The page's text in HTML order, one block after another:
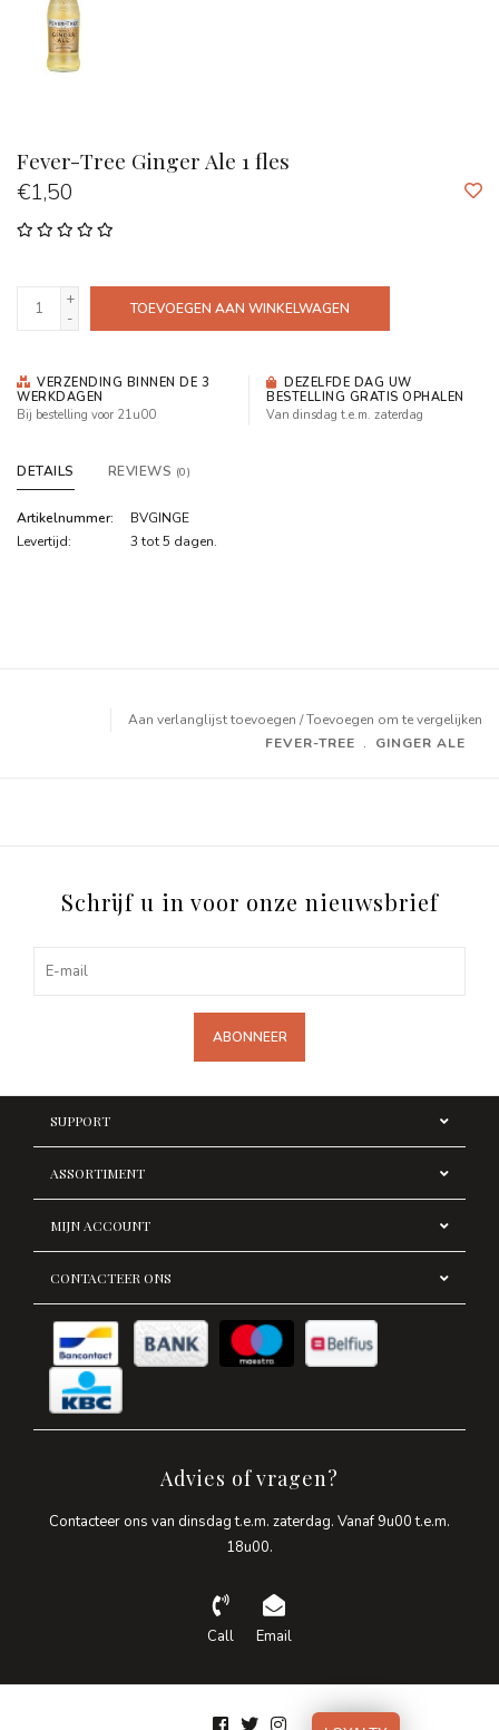
Fever-Tree Ginger Ale 1 fles
€1,50
+
-
TOEVOEGEN AAN WINKELWAGEN
VERZENDING BINNEN DE 3
WERKDAGEN
Bij bestelling voor 21u00
DEZELFDE DAG UW
BESTELLING GRATIS OPHALEN
Van dinsdag t.e.m. zaterdag
DETAILS REVIEWS (0)
Artikelnummer:
BVGINGE
Levertijd:
3 tot 5 dagen.
Aan verlanglijst toevoegen /Toevoegen om te vergelijken
FEVER-TREE ﹒ GINGER ALE
Schrijf u in voor onze nieuwsbrief
ABONNEER
SUPPORT
ASSORTIMENT
MIJN ACCOUNT
CONTACTEER ONS
Advies of vragen?
Contacteer ons van dinsdag t.e.m. zaterdag. Vanaf 9u00 t.e.m.
18u00.
Call Email